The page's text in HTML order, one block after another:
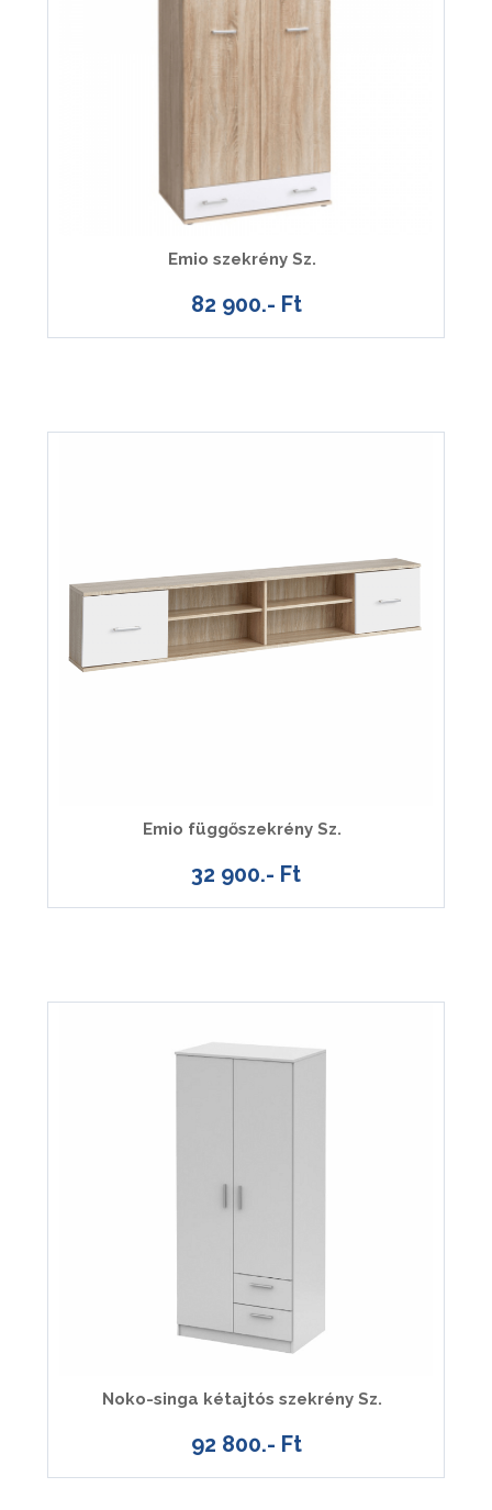
Emio szekrény Sz.
82 900.- Ft
Emio függőszekrény Sz.
32 900.- Ft
Noko-singa kétajtós szekrény Sz.
92 800.- Ft